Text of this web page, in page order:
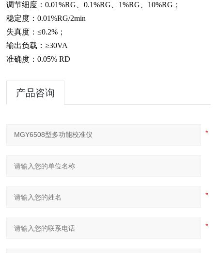
调节细度：0.01%RG、0.1%RG、1%RG、10%RG；
稳定度：0.01%RG/2min
失真度：≤0.2%；
输出负载：≥30VA
准确度：0.05% RD
产品咨询